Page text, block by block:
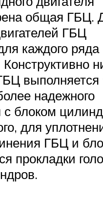
общая ГБЦ.
ГБЦ
каждого ряда
выполняется
надежного
с блоком
для
ГБЦ и
прокладки